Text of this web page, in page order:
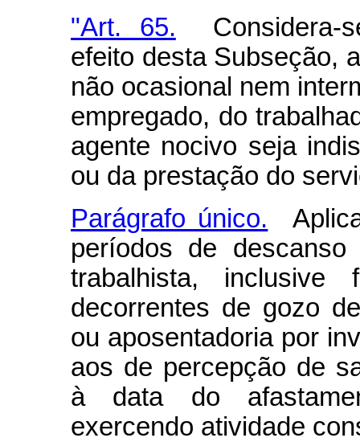
"Art. 65. Considera-
efeito desta Subseção,
não ocasional nem
empregado, do
agente nocivo seja
ou da prestação do
Parágrafo único.
períodos de descanso
trabalhista, inclusive
decorrentes de gozo
ou aposentadoria por
aos de percepção de
à data do
exercendo atividade